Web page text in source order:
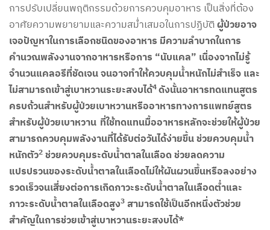
การปรับเปลี่ยนพฤติกรรมด้วยการควบคุมอาหาร เป็นสิ่งที่ต้อง
อาศัยความพยายามและความสม่ำเสมอในการปฏิบัติผู้ป่วยอาจ
เจอปัญหาในการเลือกชนิดของอาหาร มีความลำบากในการ
คำนวณพลังงานจากอาหารหรือการ “นับแคล” เนื่องจากไม่รู้
จำนวนแคลอรีที่ชัดเจน จนอาจทำให้ควบคุมน้ำหนักไม่สำเร็จ และ
ไม่สามารถเข้าสู่เบาหวานระยะสงบได้4ดังนั้นอาหารทดแทนสูตร
ครบถ้วนสำหรับผู้ป่วยเบาหวานหรืออาหารทางการแพทย์สูตร
สำหรับผู้ป่วยเบาหวาน ที่ใช้ทดแทนมื้ออาหารหลักจะช่วยให้ผู้ป่วย
สามารถควบคุมพลังงานที่ได้รับต่อวันได้ง่ายขึ้น ช่วยควบคุมน้ำ
หนักตัว2 ช่วยควบคุมระดับน้ำตาลในเลือด ช่วยลดความ
แปรปรวนของระดับน้ำตาลในเลือดไม่ให้ผันผวนขึ้นหรือลงอย่าง
รวดเร็วจนเสี่ยงต่อการเกิดภาวะระดับน้ำตาลในเลือดต่ำและ
ภาวะระดับน้ำตาลในเลือดสูง3 สามารถใช้เป็นอีกหนึ่งตัวช่วย
สำคัญในการช่วยเข้าสู่เบาหวานระยะสงบได้*